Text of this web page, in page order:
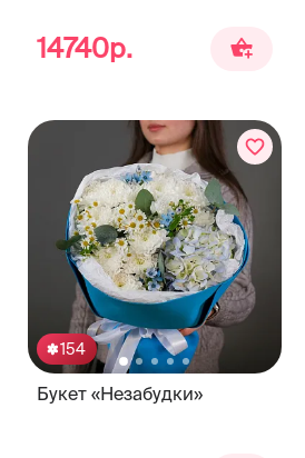
14740р.
154
Букет «Незабудки»